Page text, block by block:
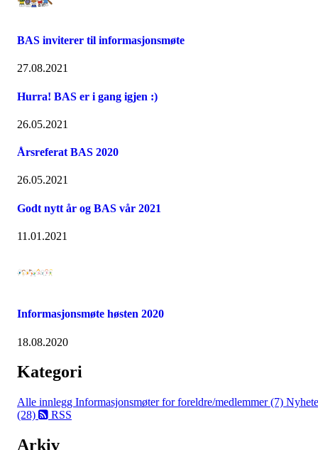
BAS inviterer til informasjonsmøte
27.08.2021
Hurra! BAS er i gang igjen :)
26.05.2021
Årsreferat BAS 2020
26.05.2021
Godt nytt år og BAS vår 2021
11.01.2021
Informasjonsmøte høsten 2020
18.08.2020
Kategori
Alle innlegg Informasjonsmøter for foreldre/medlemmer (7)
(28)
RSS
Arkiv